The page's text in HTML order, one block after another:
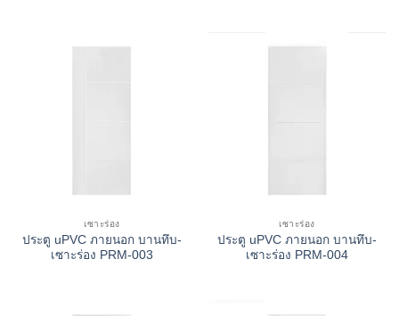
เซาะร่อง
ประตู uPVC ภายนอก บานทึบ-
เซาะร่อง PRM-003
เซาะร่อง
ประตู uPVC ภายนอก บานทึบ-
เซาะร่อง PRM-004